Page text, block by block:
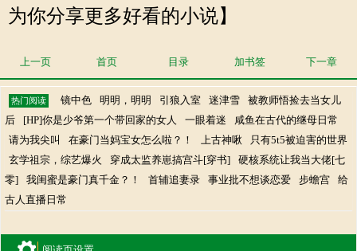
为你分享更多好看的小说】
上一页 首页 目录 加书签 下一章
热门阅读 镜中色 明明，明明 引狼入室 迷津雪
被教师悟捡去当女儿
后
[HP]你是少爷第一个带回家的女人 一眼着迷
咸鱼在古代的继母日常
请为我尖叫
在豪门当妈宝女怎么啦？！ 上古神啾
只有5t5被迫害的世界
玄学祖宗，综艺爆火
穿成太监养崽搞宫斗[穿书]
硬核系统让我当大佬[七
零]
我闺蜜是豪门真千金？！ 首辅追妻录 事业批不想谈恋爱 步蟾宫
给
古人直播日常